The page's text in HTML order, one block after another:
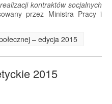
kontraktów socjalnych
przez Ministra Pracy i
– edycja 2015
2015